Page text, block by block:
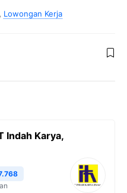
, Lowongan Kerja
Indah Karya,